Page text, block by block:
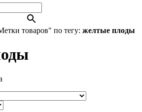
товаров" по тегу: желтые плоды